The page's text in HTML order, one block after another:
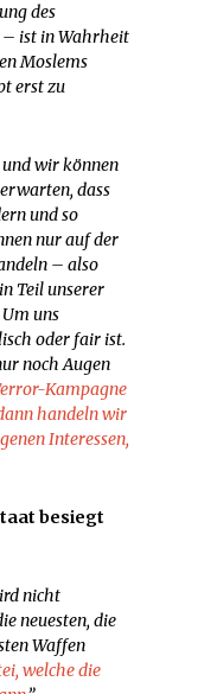
des
– ist in Wahrheit
Moslems
erst zu
wir können
dass
und so
nur auf der
– also
Teil unserer
uns
oder fair ist.
noch Augen
Kampagne
handeln wir
Interessen,
besiegt
nicht
neuesten, die
Waffen
welche die